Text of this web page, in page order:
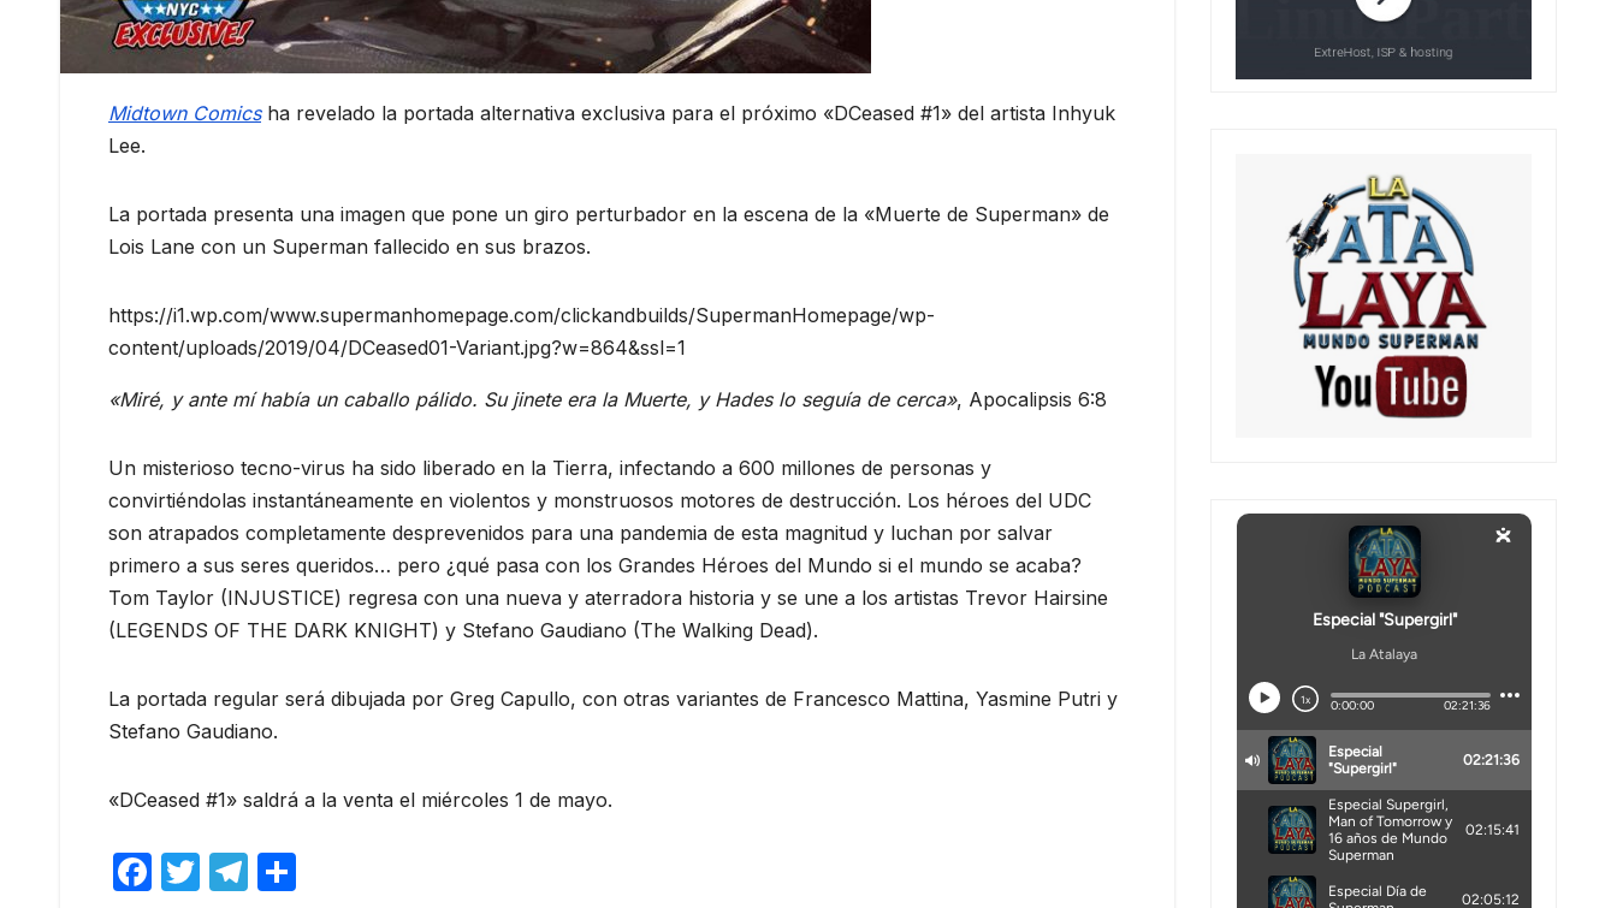
Midtown Comicsha revelado la portada alternativa exclusiva para el próximo «DCeased #1» del artista Inhyuk
Lee.
La portada presenta una imagen que pone un giro perturbador en la escena de la «Muerte de Superman» de
Lois Lane con un Superman fallecido en sus brazos.
https://i1.wp.com/www.supermanhomepage.com/clickandbuilds/SupermanHomepage/wp-
content/uploads/2019/04/DCeased01-Variant.jpg?w=864&ssl=1
«Miré, y ante mí había un caballo pálido. Su jinete era la Muerte, y Hades lo seguía de cerca», Apocalipsis 6:8
Un misterioso tecno-virus ha sido liberado en la Tierra, infectando a 600 millones de personas y
convirtiéndolas instantáneamente en violentos y monstruosos motores de destrucción. Los héroes del UDC
son atrapados completamente desprevenidos para una pandemia de esta magnitud y luchan por salvar
primero a sus seres queridos… pero ¿qué pasa con los Grandes Héroes del Mundo si el mundo se acaba?
Tom Taylor (INJUSTICE) regresa con una nueva y aterradora historia y se une a los artistas Trevor Hairsine
(LEGENDS OF THE DARK KNIGHT) y Stefano Gaudiano (The Walking Dead).
La portada regular será dibujada por Greg Capullo, con otras variantes de Francesco Mattina, Yasmine Putri y
Stefano Gaudiano.
«DCeased #1» saldrá a la venta el miércoles 1 de mayo.
F
T
T